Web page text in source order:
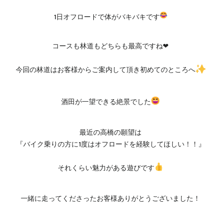
1日オフロードで体がバキバキです
コースも林道もどちらも最高ですね❤
今回の林道はお客様からご案内して頂き初めてのところへ
酒田が一望できる絶景でした
最近の高橋の願望は
『バイク乗りの方に1度はオフロードを経験してほしい！！』
それくらい魅力がある遊びです
一緒に走ってくださったお客様ありがとうございました！